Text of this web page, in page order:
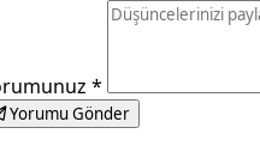
*
Yorumu Gönder